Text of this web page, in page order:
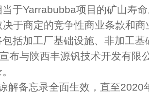
于Yarrabubba项目的矿山寿
决于商定的竞争性商业条款和
括加工厂基础设施、非加工
布与陕西丰源钒技术开发有限
解备忘录全面生效，直至2020